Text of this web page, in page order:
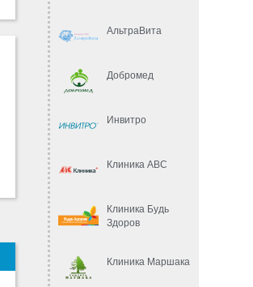
АльтраВита
Добромед
Инвитро
Клиника АВС
Клиника Будь
Здоров
Клиника Маршака